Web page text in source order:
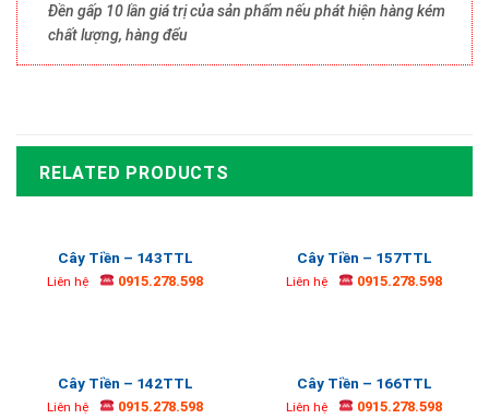
Đền gấp 10 lần giá trị của sản phẩm nếu phát hiện hàng kém
chất lượng, hàng đểu
RELATED PRODUCTS
Cây Tiền – 143TTL
Liên hệ 0915.278.598
Cây Tiền – 157TTL
Liên hệ 0915.278.598
Cây Tiền – 142TTL
Liên hệ 0915.278.598
Cây Tiền – 166TTL
Liên hệ 0915.278.598